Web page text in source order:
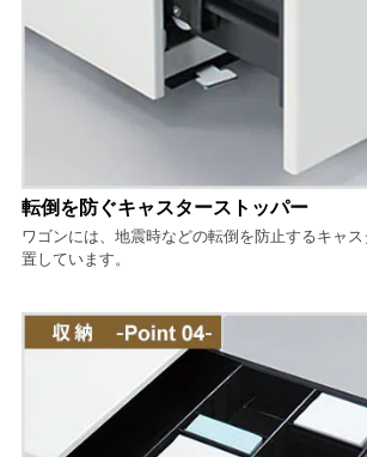
転倒を防ぐキャスターストッパー
ワゴンには、地震時などの転倒を防止するキャ
置しています。